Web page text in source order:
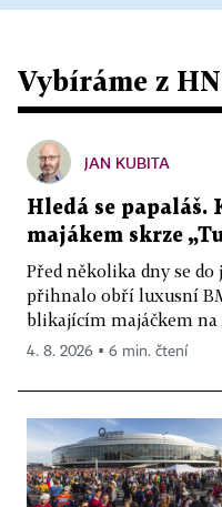
Vybíráme z HN
JAN KUBITA
Hledá se papaláš.
majákem skrze
Před několika dny se
přihnalo obří luxusní
blikajícím majáčkem na
4. 8. 2026 ▪ 6 min. čtení